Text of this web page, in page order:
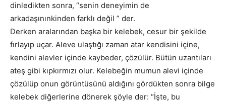
dinledikten sonra, “senin deneyimin de
arkadaşınınkinden farklı değil ” der.
Derken aralarından başka bir kelebek, cesur bir şekilde
fırlayıp uçar. Aleve ulaştığı zaman atar kendisini içine,
kendini alevler içinde kaybeder, çözülür. Bütün uzantıları
ateş gibi kıpkırmızı olur. Kelebeğin mumun alevi içinde
çözülüp onun görüntüsünü aldığını gördükten sonra bilge
kelebek diğerlerine dönerek şöyle der: “İşte, bu